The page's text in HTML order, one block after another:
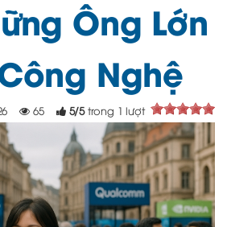
Ông Lớn
Nghệ
65 5/5 trong 1 lượt